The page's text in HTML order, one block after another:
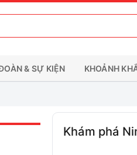
& SỰ KIỆN KHOẢNH
Khám phá